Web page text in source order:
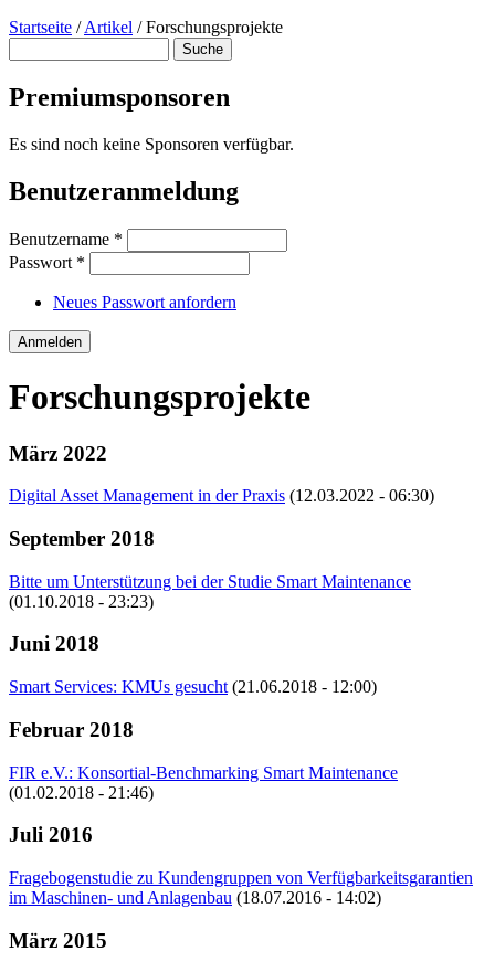
Startseite /Artikel /Forschungsprojekte
Premiumsponsoren
Es sind noch keine Sponsoren verfügbar.
Benutzeranmeldung
Benutzername *
Passwort *
Neues Passwort anfordern
Forschungsprojekte
März 2022
Digital Asset Management in der Praxis (12.03.2022 - 06:30)
September 2018
Bitte um Unterstützung bei der Studie Smart Maintenance
(01.10.2018 - 23:23)
Juni 2018
Smart Services: KMUs gesucht (21.06.2018 - 12:00)
Februar 2018
FIR e.V.: Konsortial-Benchmarking Smart Maintenance
(01.02.2018 - 21:46)
Juli 2016
Fragebogenstudie zu Kundengruppen von Verfügbarkeitsgarantien
im Maschinen- und Anlagenbau (18.07.2016 - 14:02)
März 2015